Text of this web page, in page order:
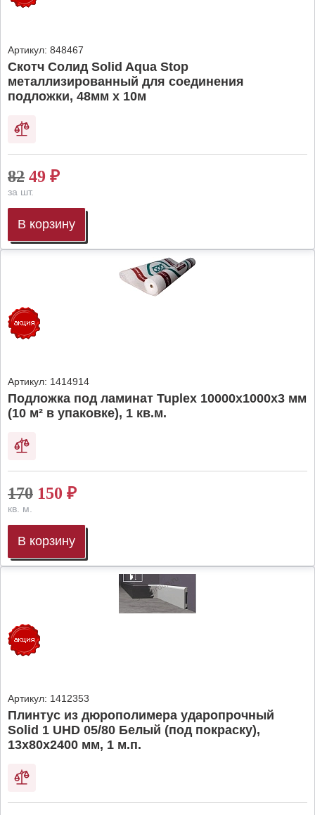
Артикул: 848467
Скотч Солид Solid Aqua Stop
металлизированный для соединения
подложки, 48мм х 10м
82 49 ₽
за шт.
В корзину
Артикул: 1414914
Подложка под ламинат Tuplex 10000x1000x3 мм
(10 м² в упаковке), 1 кв.м.
170 150 ₽
кв. м.
В корзину
Артикул: 1412353
Плинтус из дюрополимера ударопрочный
Solid 1 UHD 05/80 Белый (под покраску),
13х80х2400 мм, 1 м.п.